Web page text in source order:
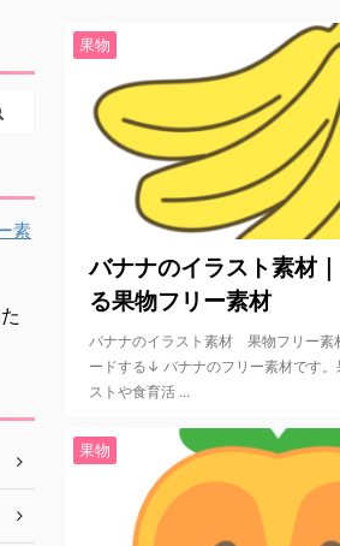
果物
バナナのイラスト素材
る果物フリー素材
バナナのイラスト素材 果物フリー素
ードする↓ バナナのフリー素材です。
ストや食育活 ...
果物